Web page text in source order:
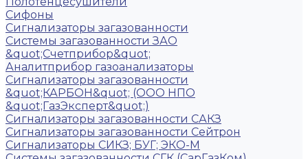
Сифоны
Сигнализаторы загазованности
Системы загазованности ЗАО
&quot;Счетприбор&quot;
Аналитприбор газоанализаторы
Сигнализаторы загазованности
&quot;КАРБОН&quot; (ООО НПО
&quot;ГазЭксперт&quot;)
Сигнализаторы загазованности САКЗ
Сигнализаторы загазованности Сейтрон
Сигнализаторы СИКЗ; БУГ; ЭКО-М